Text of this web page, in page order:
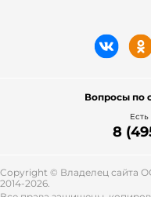
Вопросы по
8
Copyright © Владелец сайта
2014-2026.